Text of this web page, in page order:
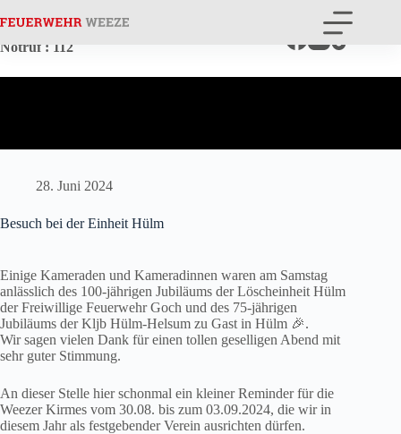
Inhalt
Notruf : 112
28. Juni 2024
Besuch bei der Einheit Hülm
Einige Kameraden und Kameradinnen waren am Samstag
anlässlich des 100-jährigen Jubiläums der Löscheinheit Hülm
der Freiwillige Feuerwehr Goch und des 75-jährigen
Jubiläums der Kljb Hülm-Helsum zu Gast in Hülm 🎉.
Wir sagen vielen Dank für einen tollen geselligen Abend mit
sehr guter Stimmung.
An dieser Stelle hier schonmal ein kleiner Reminder für die
Weezer Kirmes vom 30.08. bis zum 03.09.2024, die wir in
diesem Jahr als festgebender Verein ausrichten dürfen.